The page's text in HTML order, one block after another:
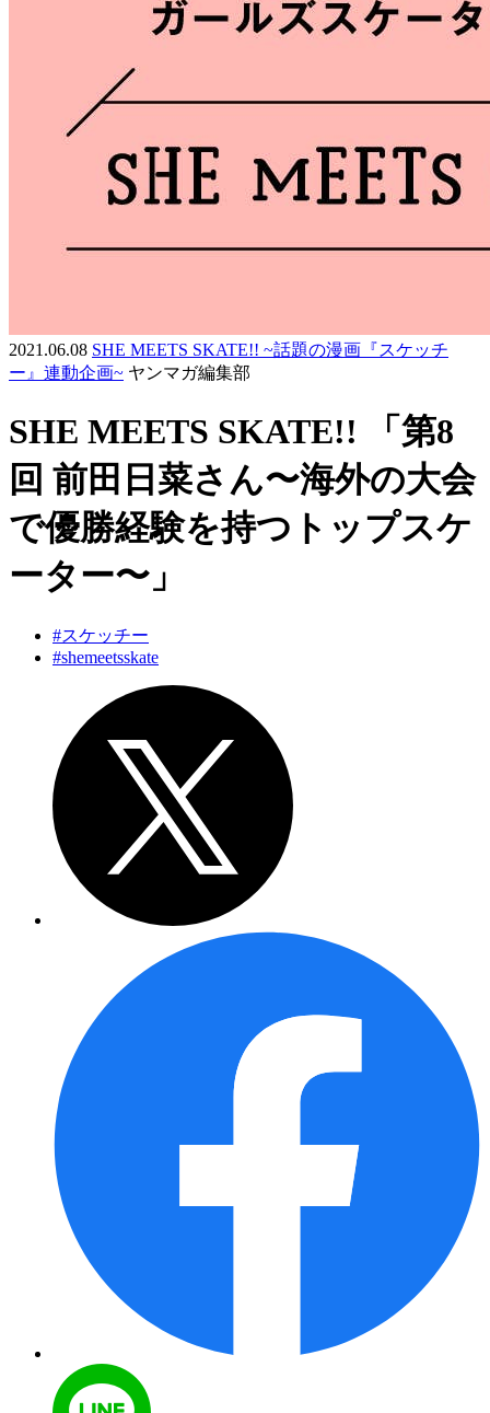
2021.06.08 SHE MEETS SKATE!! ~話題の漫画『スケッチ
ー』連動企画~ ヤンマガ編集部
SHE MEETS SKATE!! 「第8
回 前田日菜さん〜海外の大会
で優勝経験を持つトップスケ
ーター〜」
#スケッチー
#shemeetsskate